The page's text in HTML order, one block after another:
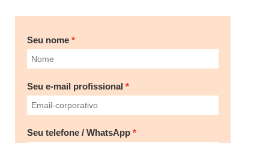
Seu nome
Seu e-mail profissional
Seu telefone / WhatsApp